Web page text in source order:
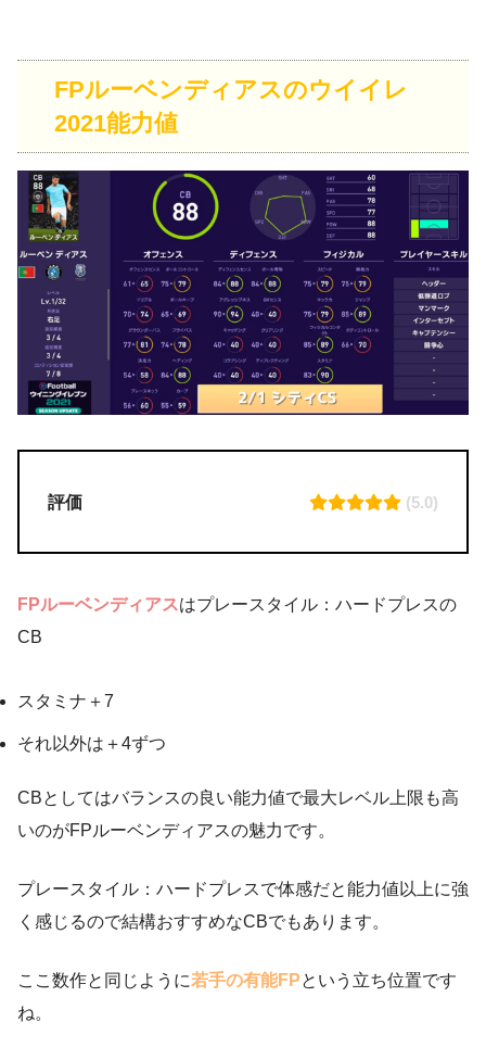
FPルーベンディアスのウイイレ
2021能力値
評価 (5.0)
FPルーベンディアスはプレースタイル：ハードプレスの
CB
スタミナ＋7
それ以外は＋4ずつ
CBとしてはバランスの良い能力値で最大レベル上限も高
いのがFPルーベンディアスの魅力です。
プレースタイル：ハードプレスで体感だと能力値以上に強
く感じるので結構おすすめなCBでもあります。
ここ数作と同じように若手の有能FPという立ち位置です
ね。